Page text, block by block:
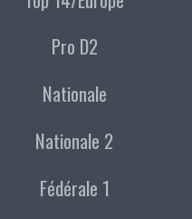
Pro D2
Nationale
Nationale 2
Fédérale 1